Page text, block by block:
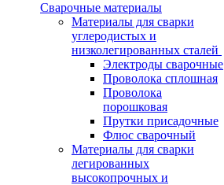
Сварочные материалы
Материалы для сварки
углеродистых и
низколегированных сталей
Электроды сварочные
Проволока сплошная
Проволока
порошковая
Прутки присадочные
Флюс сварочный
Материалы для сварки
легированных
высокопрочных и